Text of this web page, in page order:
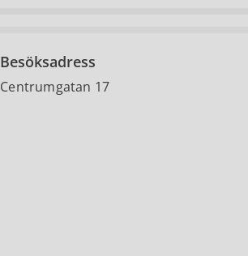
Besöksadress
Centrumgatan 17